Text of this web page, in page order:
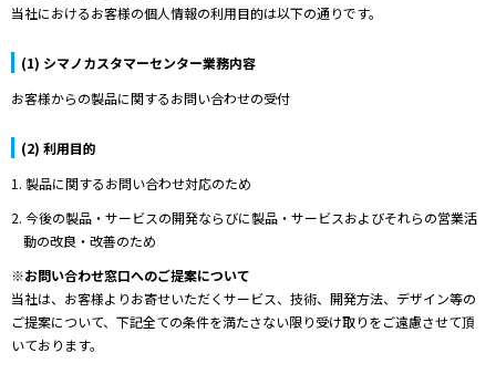
当社におけるお客様の個人情報の利用目的は以下の通りです。
(1) シマノカスタマーセンター業務内容
お客様からの製品に関するお問い合わせの受付
(2) 利用目的
1. 製品に関するお問い合わせ対応のため
2. 今後の製品・サービスの開発ならびに製品・サービスおよびそれらの営業活
動の改良・改善のため
※お問い合わせ窓口へのご提案について
当社は、お客様よりお寄せいただくサービス、技術、開発方法、デザイン等の
ご提案について、下記全ての条件を満たさない限り受け取りをご遠慮させて頂
いております。